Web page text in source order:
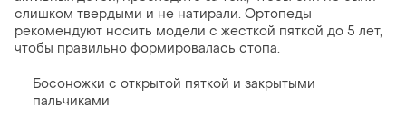
слишком твердыми и не натирали. Ортопеды
рекомендуют носить модели с жесткой пяткой до 5 лет,
чтобы правильно формировалась стопа.
Босоножки с открытой пяткой и закрытыми
пальчиками